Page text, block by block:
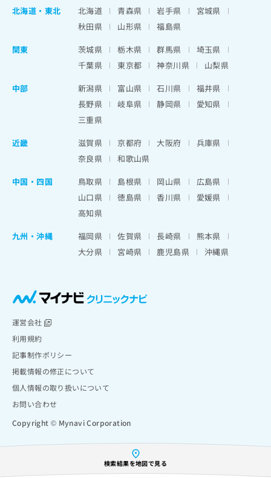
検索結果を地図で見る
北海道 ・ 東北 北海道 青森県 岩手県
宮城県
秋田県
山形県
福島県
関東
茨城県 栃木県 群馬県
埼玉県
千葉県
東京都 神奈川県
山梨県
中部
新潟県 富山県 石川県
福井県
長野県
岐阜県 静岡県
愛知県
三重県
近畿
滋賀県 京都府 大阪府
兵庫県
奈良県
和歌山県
中国・四国
鳥取県 島根県 岡山県
広島県
山口県
徳島県 香川県
愛媛県
高知県
九州・沖縄
福岡県 佐賀県 長崎県
熊本県
大分県
宮崎県 鹿児島県 沖縄県
運営会社
利用規約
記事制作ポリシー
掲載情報の修正について
個人情報の取り扱いについて
お問い合わせ
Copyright © Mynavi Corporation